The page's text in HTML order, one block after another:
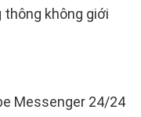
thông không giới
Messenger 24/24